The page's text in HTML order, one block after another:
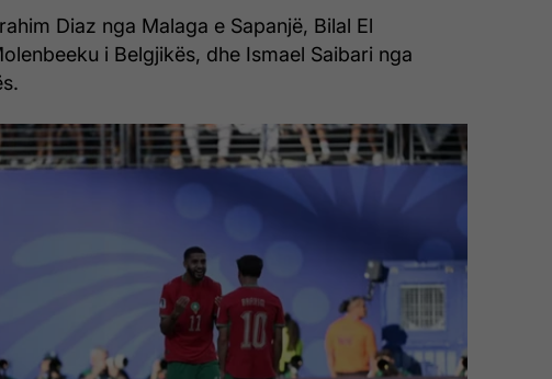
Diaz nga Malaga e Sapanjë, Bilal El
i Belgjikës, dhe Ismael Saibari nga